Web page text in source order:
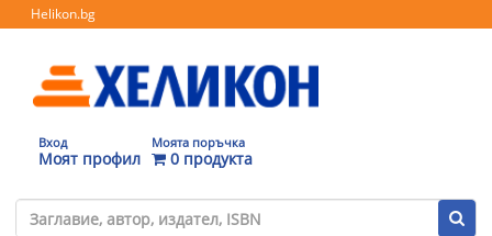
Helikon.bg
Вход
Моят профил
Моята поръчка
0 продукта